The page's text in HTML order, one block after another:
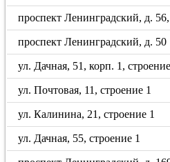
проспект Ленинградский, д. 56,
проспект Ленинградский, д. 50
ул. Дачная, 51, корп. 1,
ул. Почтовая, 11, строение 1
ул. Калинина, 21, строение 1
ул. Дачная, 55, строение 1